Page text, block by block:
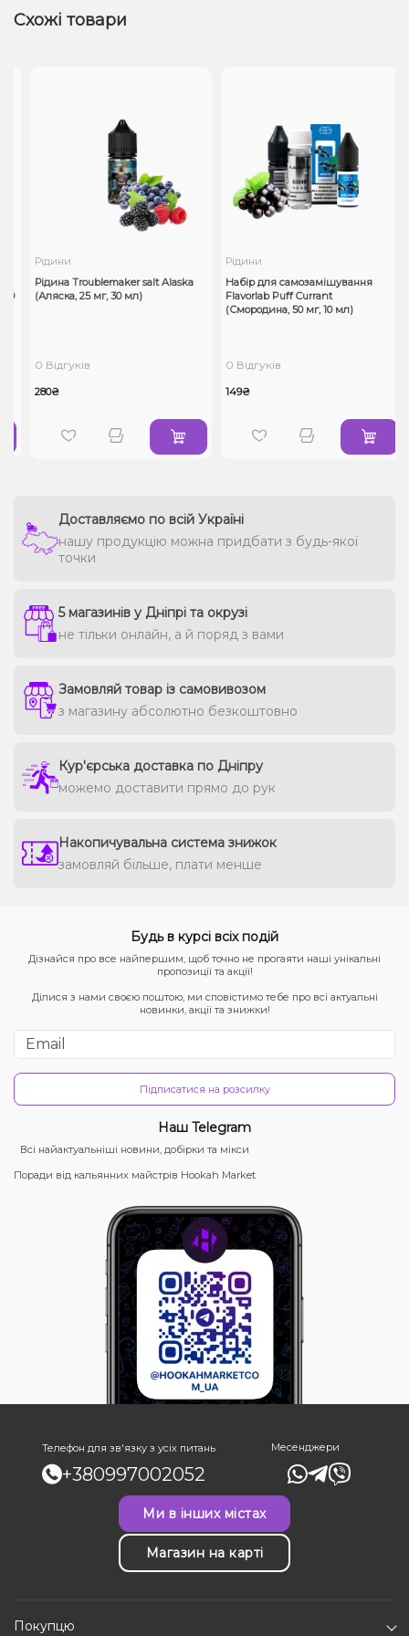
Схожі товари
Рідини
Рідина Troublemaker salt Alaska
(Аляска, 25 мг, 30 мл)
0 Відгуків
280₴
Рідини
Набір для самозамішування
Flavorlab Puff Currant
(Смородина, 50 мг, 10 мл)
0 Відгуків
149₴
Доставляємо по всій Україні
нашу продукцію можна придбати з будь-якої
точки
5 магазинів у Дніпрі та окрузі
не тільки онлайн, а й поряд з вами
Замовляй товар із самовивозом
з магазину абсолютно безкоштовно
Кур'єрська доставка по Дніпру
можемо доставити прямо до рук
Накопичувальна система знижок
замовляй більше, плати менше
Будь в курсі всіх подій
Дізнайся про все найпершим, щоб точно не прогаяти наші унікальні
пропозиції та акції!
Ділися з нами своєю поштою, ми сповістимо тебе про всі актуальні
новинки, акції та знижки!
Підписатися на розсилку
Наш Telegram
Всі найактуальніші новини, добірки та мікси
Поради від кальянних майстрів Hookah Market
Телефон для зв'язку з усіх питань
+380997002052
Месенджери
Ми в інших містах
Магазин на карті
Покупцю